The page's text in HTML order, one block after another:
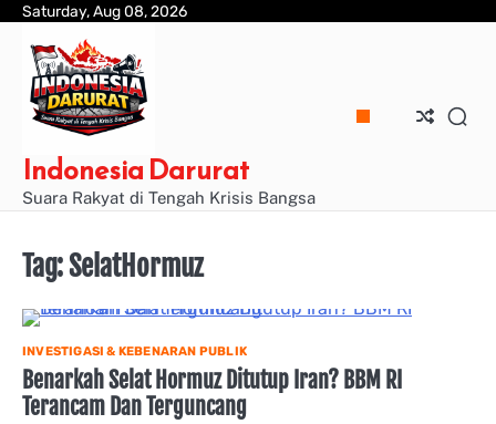
Skip
content
Saturday, Aug 08, 2026
Indonesia Darurat
Suara Rakyat di Tengah Krisis Bangsa
Tag:SelatHormuz
INVESTIGASI & KEBENARAN PUBLIK
Benarkah Selat Hormuz Ditutup Iran? BBM RI
Terancam Dan Terguncang